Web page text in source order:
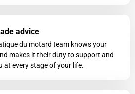
advice
du motard team knows your
makes it their duty to support and
at every stage of your life.